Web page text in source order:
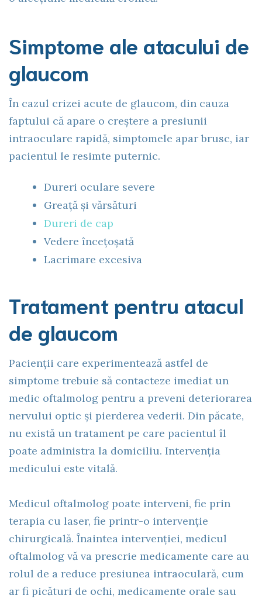
Simptome ale atacului de
glaucom
În cazul crizei acute de glaucom, din cauza
faptului că apare o creștere a presiunii
intraoculare rapidă, simptomele apar brusc, iar
pacientul le resimte puternic.
Dureri oculare severe
Greață și vărsături
Dureri de cap
Vedere încețoșată
Lacrimare excesiva
Tratament pentru atacul
de glaucom
Pacienții care experimentează astfel de
simptome trebuie să contacteze imediat un
medic oftalmolog pentru a preveni deteriorarea
nervului optic și pierderea vederii. Din păcate,
nu există un tratament pe care pacientul îl
poate administra la domiciliu. Intervenția
medicului este vitală.
Medicul oftalmolog poate interveni, fie prin
terapia cu laser, fie printr-o intervenție
chirurgicală. Înaintea intervenției, medicul
oftalmolog vă va prescrie medicamente care au
rolul de a reduce presiunea intraoculară, cum
ar fi picături de ochi, medicamente orale sau